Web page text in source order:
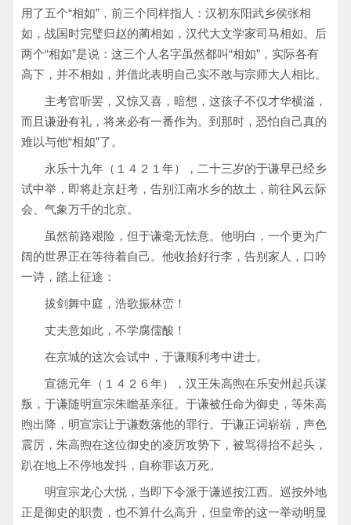
用了五个“相如”，前三个同样指人：汉初东阳武乡侯张相
如，战国时完璧归赵的蔺相如，汉代大文学家司马相如。后
两个“相如”是说：这三个人名字虽然都叫“相如”，实际各有
高下，并不相如，并借此表明自己实不敢与宗师大人相比。
主考官听罢，又惊又喜，暗想，这孩子不仅才华横溢，
而且谦逊有礼，将来必有一番作为。到那时，恐怕自己真的
难以与他“相如”了。
永乐十九年（１４２１年），二十三岁的于谦早已经乡
试中举，即将赴京赶考，告别江南水乡的故土，前往风云际
会、气象万千的北京。
虽然前路艰险，但于谦毫无怯意。他明白，一个更为广
阔的世界正在等待着自己。他收拾好行李，告别家人，口吟
一诗，踏上征途：
拔剑舞中庭，浩歌振林峦！
丈夫意如此，不学腐儒酸！
在京城的这次会试中，于谦顺利考中进士。
宣德元年（１４２６年），汉王朱高煦在乐安州起兵谋
叛，于谦随明宣宗朱瞻基亲征。于谦被任命为御史，等朱高
煦出降，明宣宗让于谦数落他的罪行。于谦正词崭崭，声色
震厉，朱高煦在这位御史的凌厉攻势下，被骂得抬不起头，
趴在地上不停地发抖，自称罪该万死。
明宣宗龙心大悦，当即下令派于谦巡按江西。巡按外地
正是御史的职责，也不算什么高升，但皇帝的这一举动明显